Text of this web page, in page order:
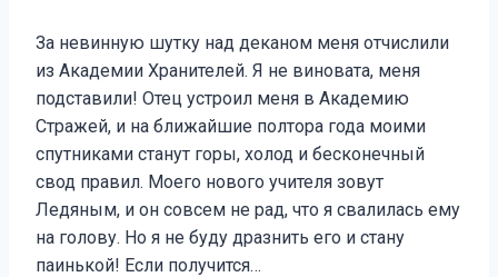
За невинную шутку над деканом меня отчислили
из Академии Хранителей. Я не виновата, меня
подставили! Отец устроил меня в Академию
Стражей, и на ближайшие полтора года моими
спутниками станут горы, холод и бесконечный
свод правил. Моего нового учителя зовут
Ледяным, и он совсем не рад, что я свалилась ему
на голову. Но я не буду дразнить его и стану
паинькой! Если получится…